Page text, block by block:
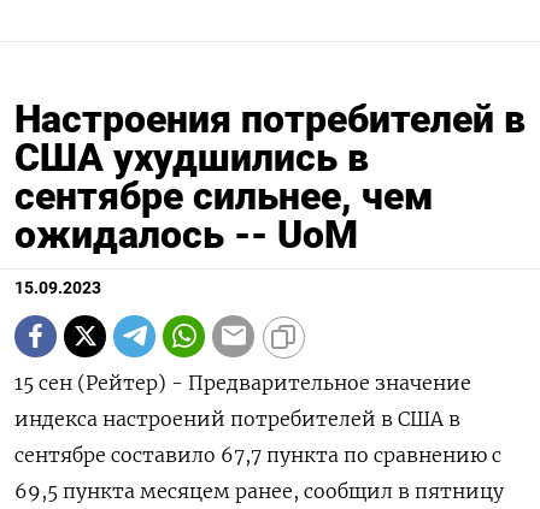
Настроения потребителей в
США ухудшились в
сентябре сильнее, чем
ожидалось -- UoM
15.09.2023
15 сен (Рейтер) - Предварительное значение
индекса настроений потребителей в США в
сентябре составило 67,7 пункта по сравнению с
69,5 пункта месяцем ранее, сообщил в пятницу